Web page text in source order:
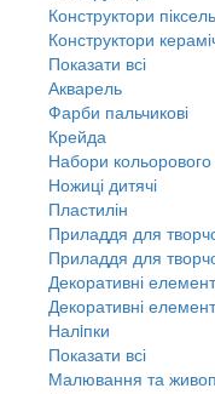
Конструктори
Конструктори
Показати всі
Акварель
Фарби пальчикові
Крейда
Набори
Ножиці дитячі
Пластилін
Приладдя для
Приладдя для
Декоративні
Декоративні
Налiпки
Показати всі
Малювання та